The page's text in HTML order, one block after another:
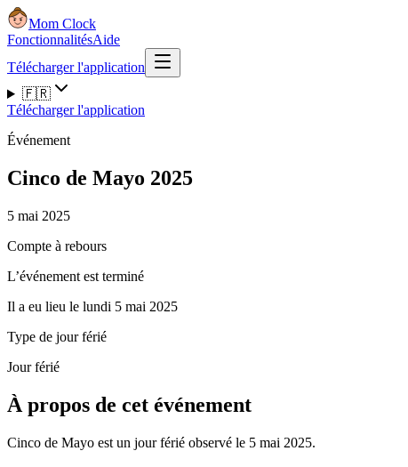
Mom Clock
FonctionnalitésAide
Télécharger l'application
🇫🇷
Télécharger l'application
Événement
Cinco de Mayo 2025
5 mai 2025
Compte à rebours
L’événement est terminé
Il a eu lieu le lundi 5 mai 2025
Type de jour férié
Jour férié
À propos de cet événement
Cinco de Mayo est un jour férié observé le 5 mai 2025.